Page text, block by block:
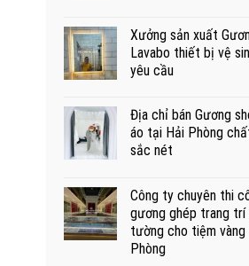
Xưởng sản xuất
Lavabo thiết bị vệ
yêu cầu
Địa chỉ bán Gương
áo tại Hải Phòng
sắc nét
Công ty chuyên thi
gương ghép trang trí
tường cho tiệm
Phòng